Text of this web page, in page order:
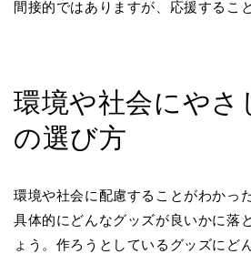
間接的ではありますが、応援するこ
環境や社会にやさ
の選び方
環境や社会に配慮することがわかっ
具体的にどんなグッズが良いかに落
ょう。作ろうとしているグッズにど